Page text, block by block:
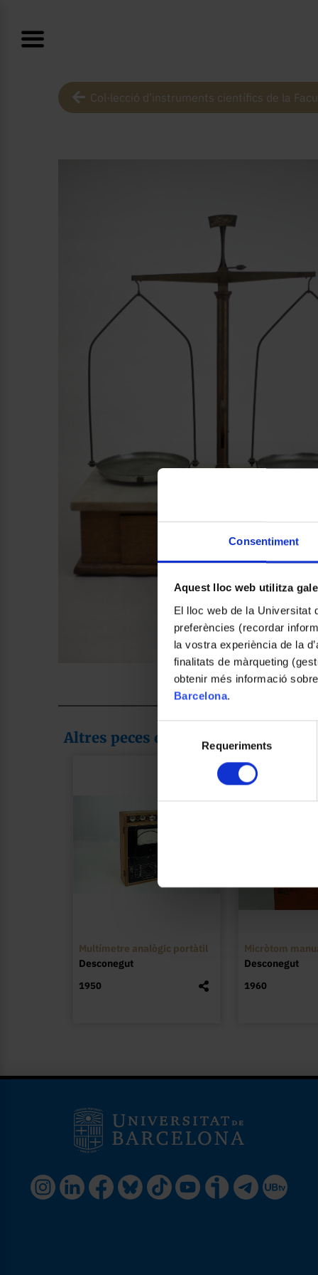
Consentiment
Aquest lloc web utilitza
El lloc web de la Universitat
preferències (recordar
la vostra experiència de la
finalitats de màrqueting
obtenir més informació
Barcelona.
de
Requeriments
Col·lecció d’instruments científics de la
Foto: Claudia León Mas
Altres peces de la col·lecció
Multímetre analògic portàtil
Desconegut
1950
Micròtom
Desconegut
1960